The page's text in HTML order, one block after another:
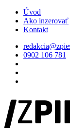
Úvod
Ako inzerovať
Kontakt
0902 106 781